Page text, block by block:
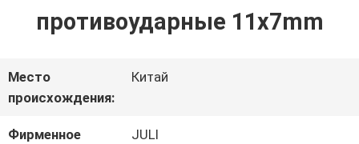
НАС
ЭКСКУРСИЯ
противоударные 11x7mm
Место
происхождения:
Китай
Фирменное
JULI